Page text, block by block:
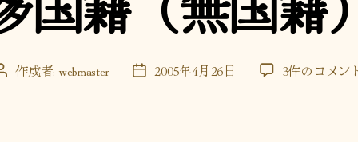
ー
投 作成者: webmaster
投 2005年4月26日
多
3件のコメン